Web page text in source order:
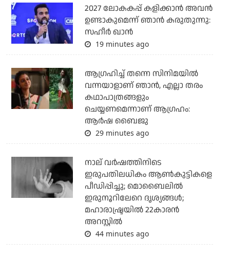
2027 ലോകകപ്പ് കളിക്കാന്‍ അവന്‍
ഉണ്ടാകുമെന്ന് ഞാന്‍ കരുതുന്നു:
സഹീര്‍ ഖാന്‍
19 minutes ago
ആഗ്രഹിച്ച് തന്നെ സിനിമയില്‍
വന്നയാളാണ് ഞാന്‍, എല്ലാ തരം
കഥാപാത്രങ്ങളും
ചെയ്യണമെന്നാണ് ആഗ്രഹം:
ആര്‍ഷ ബൈജു
29 minutes ago
നാല് വര്‍ഷത്തിനിടെ
ഇരുപതിലധികം ആണ്‍കുട്ടികളെ
പീഡിപ്പിച്ചു; മൊബൈലില്‍
ഇരുനൂറിലേറെ ദൃശ്യങ്ങള്‍;
മഹാരാഷ്ട്രയില്‍ 22കാരന്‍
അറസ്റ്റില്‍
44 minutes ago